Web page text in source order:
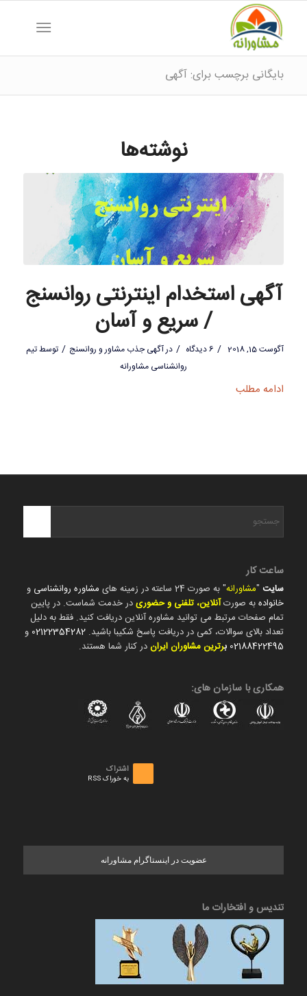
بایگانی برچسب برای: آگهی
نوشته‌ها
آگهی استخدام اینترنتی روانسنج
/ سریع و آسان
آگوست 15, 2018 / 6 دیدگاه / درآگهی جذب مشاور و روانسنج / توسطتیم
روانشناسی مشاورانه
ادامه مطلب
ساعت کار
سایت"مشاورانه" به صورت 24 ساعته در زمینه های مشاوره روانشناسی و
خانوادهبه صورتآنلاین، تلفنی و حضوریدر خدمت شماست. در پایین
تمام صفحات مرتبط می توانید مشاوره آنلاین دریافت کنید. فقط به دلیل
تعداد بالای سوالات، کمی در دریافت پاسخ شکیبا باشید. 02122354282 و
02188422495 برترین مشاوران ایراندر کنار شما هستند.
همکاری با سازمان های:
اشتراک
به خوراک RSS
عضویت در اینستاگرام مشاورانه
تندیس و افتخارات ما